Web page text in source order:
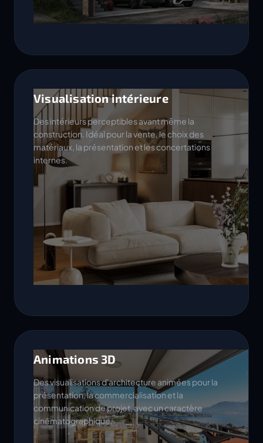
Visualisation intérieure
Des intérieurs perceptibles avant même la
construction. Idéal pour la vente, le choix des
matériaux, la présentation et les concertations
internes.
Animations 3D
Des visualisations d'architecture animées pour la
présentation, la commercialisation et la
communication de projet, avec un caractère
cinématographique.